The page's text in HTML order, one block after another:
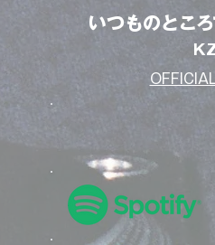
いつものとこ